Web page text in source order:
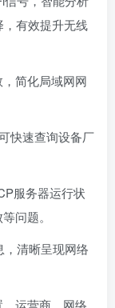
有效提升无线
简化局域网网
快速查询设备厂
服务器运行状
问题。
，清晰呈现网络
、运营商、网络